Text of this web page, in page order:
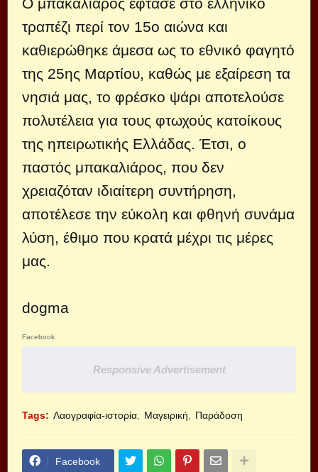
τραπέζι περί τον 15ο αιώνα και
καθιερώθηκε άμεσα ως το εθνικό φαγητό
της 25ης Μαρτίου, καθώς με εξαίρεση τα
νησιά μας, το φρέσκο ψάρι αποτελούσε
πολυτέλεια για τους φτωχούς κατοίκους
της ηπειρωτικής Ελλάδας. Έτσι, ο
παστός μπακαλιάρος, που δεν
χρειαζόταν ιδιαίτερη συντήρηση,
αποτέλεσε την εύκολη και φθηνή συνάμα
λύση, έθιμο που κρατά μέχρι τις μέρες
μας.
dogma
Facebook
Responsive Advertisement
Tags: Λαογραφία-ιστορία Μαγειρική Παράδοση
Facebook